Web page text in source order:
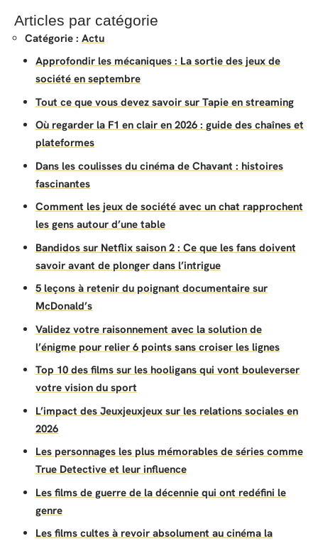
Articles par catégorie
Catégorie : Actu
Approfondir les mécaniques : La sortie des jeux de
société en septembre
Tout ce que vous devez savoir sur Tapie en streaming
Où regarder la F1 en clair en 2026 : guide des chaînes et
plateformes
Dans les coulisses du cinéma de Chavant : histoires
fascinantes
Comment les jeux de société avec un chat rapprochent
les gens autour d’une table
Bandidos sur Netflix saison 2 : Ce que les fans doivent
savoir avant de plonger dans l’intrigue
5 leçons à retenir du poignant documentaire sur
McDonald’s
Validez votre raisonnement avec la solution de
l’énigme pour relier 6 points sans croiser les lignes
Top 10 des films sur les hooligans qui vont bouleverser
votre vision du sport
L’impact des Jeuxjeuxjeux sur les relations sociales en
2026
Les personnages les plus mémorables de séries comme
True Detective et leur influence
Les films de guerre de la décennie qui ont redéfini le
genre
Les films cultes à revoir absolument au cinéma la